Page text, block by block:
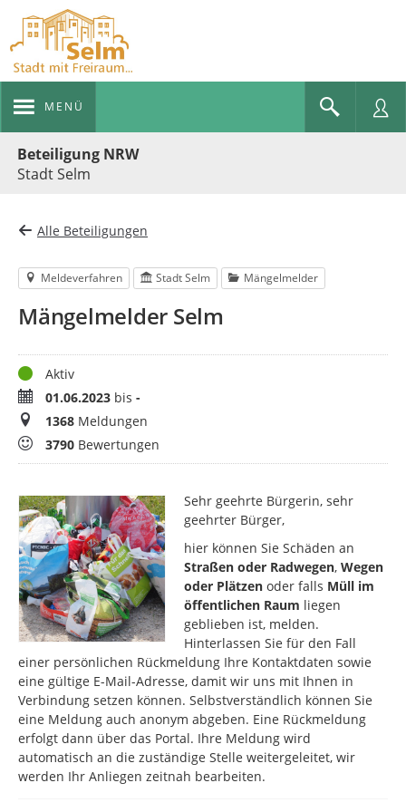
MENÜ
Beteiligung NRW
Stadt Selm
Alle Beteiligungen
Meldeverfahren Stadt Selm Mängelmelder
Mängelmelder Selm
StatusAktiv
Zeitraum01.06.2023 bis -
Meldungen
1368 Meldungen
Bewertungen
3790 Bewertungen
Sehr geehrte Bürgerin, sehr
geehrter Bürger,
hier können Sie Schäden an
Straßen oder Radwegen,Wegen
oder Plätzen oder falls Müll im
öffentlichen Raum liegen
geblieben ist, melden.
Hinterlassen Sie für den Fall
einer persönlichen Rückmeldung Ihre Kontaktdaten sowie
eine gültige E-Mail-Adresse, damit wir uns mit Ihnen in
Verbindung setzen können. Selbstverständlich können Sie
eine Meldung auch anonym abgeben. Eine Rückmeldung
erfolgt dann über das Portal. Ihre Meldung wird
automatisch an die zuständige Stelle weitergeleitet, wir
werden Ihr Anliegen zeitnah bearbeiten.